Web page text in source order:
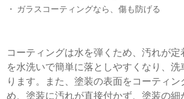
ガラスコーティングなら、傷も防げる
コーティングは水を弾くため、汚れが
を水洗いで簡単に落としやすくなり、
ります。また、塗装の表面をコーティン
め、塗装に汚れが直接付かず、塗装の細